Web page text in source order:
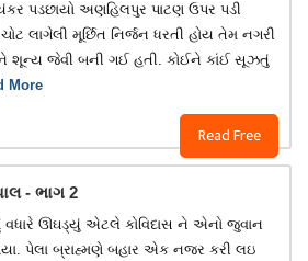
Read Free
પડછાયો અણહિલપુર પાટણ ઉપર પડી
લાગેલી મૂર્છિત નિર્જન ધરતી હોય તેમ નગરી
જેવી બની ગઈ હતી. કોઈને કાંઈ સૂઝતું
More
- ભાગ 2
ઊઘડ્યું એટલે કોવિદાસ ને એનો જુવાન
પેલા બ્રાહ્મણે બહાર એક નજર કરી લઇ